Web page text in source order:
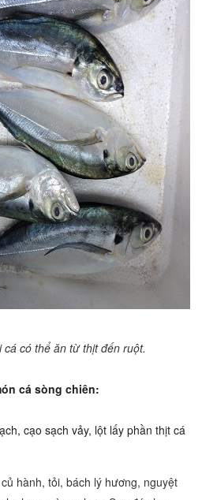
cá có thể ăn từ thịt đến ruột.
cá sòng chiên:
cạo sạch vảy, lột lấy phần thịt cá
hành, tỏi, bách lý hương, nguyệt